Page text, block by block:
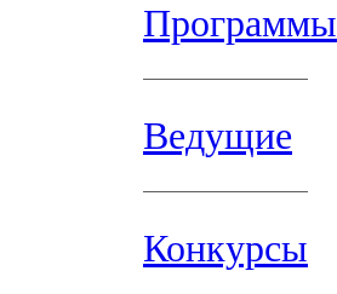
Программы
Ведущие
Конкурсы